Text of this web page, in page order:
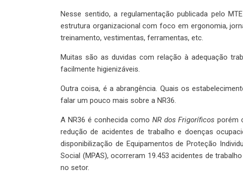
Nesse sentido, a regulamentação publicada pelo
estrutura organizacional com foco em ergonomia,
treinamento, vestimentas, ferramentas, etc.
Muitas são as duvidas com relação à adequação
facilmente higienizáveis.
Outra coisa, é a abrangência. Quais os
falar um pouco mais sobre a NR36.
A NR36 é conhecida como NR dos Frigoríficos porém
redução de acidentes de trabalho e doenças
disponibilização de Equipamentos de Proteção
Social (MPAS), ocorreram 19.453 acidentes de
no setor.